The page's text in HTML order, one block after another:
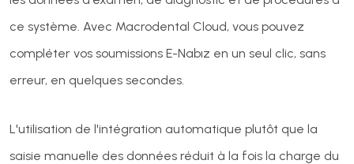
ce système. Avec Macrodental Cloud, vous pouvez
compléter vos soumissions E-Nabız en un seul clic, sans
erreur, en quelques secondes.
L'utilisation de l'intégration automatique plutôt que la
saisie manuelle des données réduit à la fois la charge du